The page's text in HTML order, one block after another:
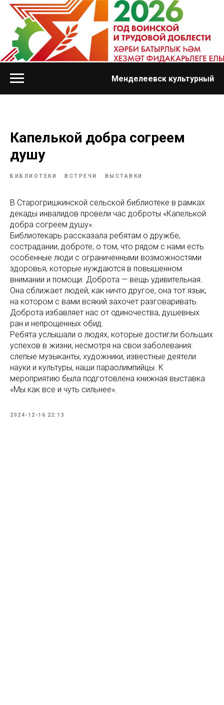
Менделеевск культурный
Капелькой добра согреем
душу
БИБЛИОТЕКИ ВСТРЕЧИ ВЫСТАВКИ
В Старогришкинской сельской библиотеке в рамках
декады инвалидов провели час доброты «Капелькой
добра согреем душу».
Библиотекарь рассказала ребятам о дружбе,
сострадании, доброте, о том, что рядом с нами есть
особенные люди с ограниченными возможностями
здоровья, которые нуждаются в повышенном
внимании и помощи. Доброта — вещь удивительная.
Она сближает людей, как ничто другое, она тот язык,
на котором с вами всякий захочет разговаривать.
Доброта избавляет нас от одиночества, душевных
ран и непрощенных обид.
Ребята услышали о людях, которые достигли больших
успехов в жизни, несмотря на свои заболевания:
слепые музыканты, художники, известные деятели
науки и культуры, наши параолимпийцы. К
мероприятию была подготовлена книжная выставка
«Мы как все и чуть сильнее».
2024-12-16 22:13